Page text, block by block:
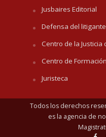
Jusbaires Editorial
Defensa del litigante
Centro de la Justicia
Centro de
Juristeca
Todos los derechos
es la agencia de